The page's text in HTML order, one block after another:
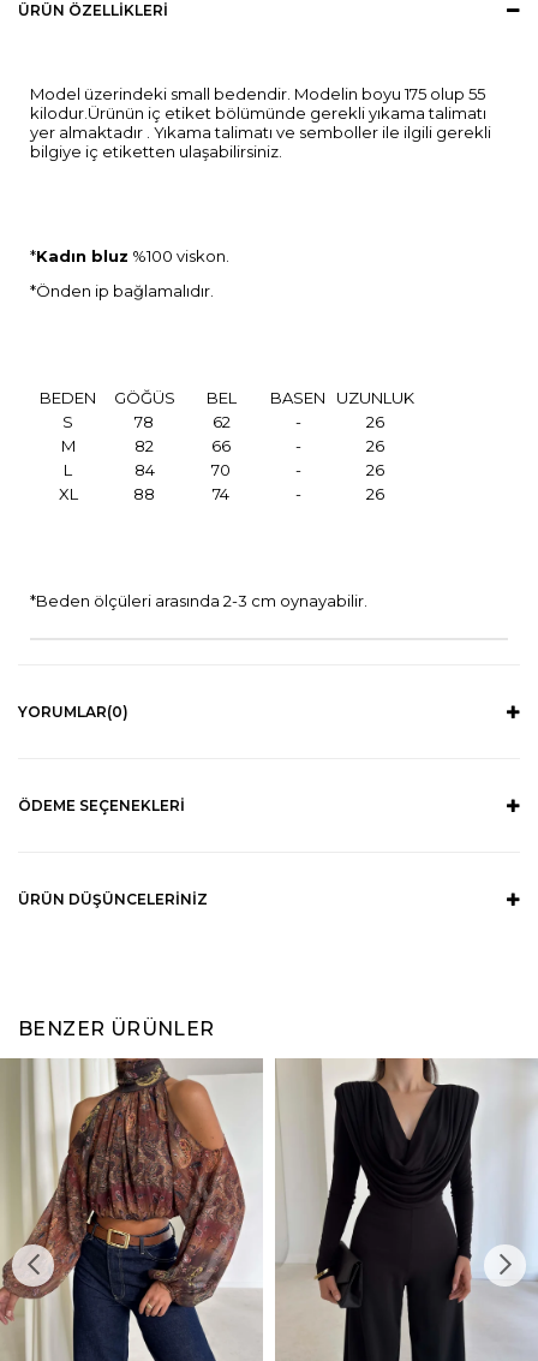
ÜRÜN ÖZELLIKLERI
Model üzerindeki small bedendir. Modelin boyu 175 olup 55
kilodur.Ürünün iç etiket bölümünde gerekli yıkama talimatı
yer almaktadır . Yıkama talimatı ve semboller ile ilgili gerekli
bilgiye iç etiketten ulaşabilirsiniz.
*Kadın bluz %100 viskon.
*Önden ip bağlamalıdır.
BEDEN GÖĞÜS BEL BASEN
UZUNLUK
S
78 62 -
26
M
82 66 -
26
L
84 70 -
26
XL
88 74 - 26
*Beden ölçüleri arasında 2-3 cm oynayabilir.
YORUMLAR(0)
ÖDEME SEÇENEKLERI
ÜRÜN DÜŞÜNCELERINIZ
BENZER ÜRÜNLER